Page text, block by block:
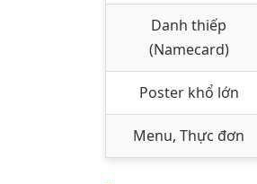
Danh thiếp
(Namecard)
Poster khổ lớn
Menu, Thực đơn